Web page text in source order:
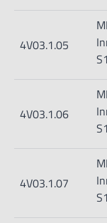
4V03.1.05
4V03.1.06
4V03.1.07